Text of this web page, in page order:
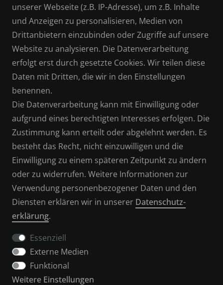
AGB
WIDERRUFSRECHT
DATENSCHUTZERKLÄRUNG
SERVICE
KONTAKT
ZAHLUNGSARTEN
VERSAND & RETOUREN
WIDERRUFSFORMULAR
unserer Webseite (z.B. IP-Adresse), um z.B. Inhalte
und Anzeigen zu personalisieren, Medien von
Drittanbietern einzubinden oder Zugriffe auf unsere
Website zu analysieren. Die Datenverarbeitung
erfolgt erst durch gesetzte Cookies. Wir teilen diese
Daten mit Dritten, die wir in den Einstellungen
benennen.
Die Datenverarbeitung kann mit Einwilligung oder
aufgrund eines berechtigten Interesses erfolgen. Die
Zustimmung kann erteilt oder abgelehnt werden. Es
besteht das Recht, nicht einzuwilligen und die
Einwilligung zu einem späteren Zeitpunkt zu ändern
oder zu widerrufen. Weitere Informationen zur
Verwendung personenbezogener Daten und den
Diensten erklären wir in unserer Daten­schutz­
erklärung.
Essenziell
Externe Medien
Funktional
Weitere Einstellungen